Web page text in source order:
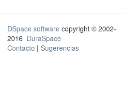
DSpace software copyright © 2002-
2016 DuraSpace
Contacto | Sugerencias